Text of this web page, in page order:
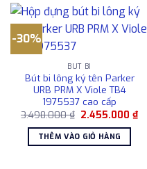
-30%
BÚT BI
Bút bi lông ký tên Parker
URB PRM X Viole TB4
1975537 cao cấp
3.498.000₫ Giá
là:
3.498.000 ₫.
2.455.000₫Giá
THÊM VÀO GIỎ HÀNG